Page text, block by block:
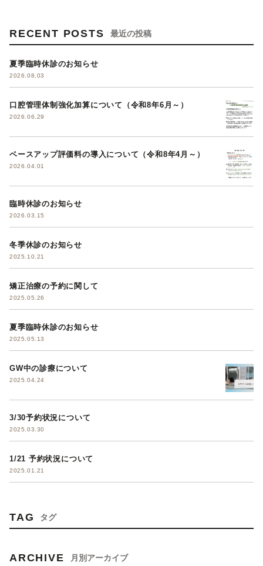
RECENT POSTS 最近の投稿
夏季臨時休診のお知らせ
2026.08.03
口腔管理体制強化加算について（令和8年6月～）
2026.06.29
ベースアップ評価料の導入について（令和8年4月～）
2026.04.01
臨時休診のお知らせ
2026.03.15
冬季休診のお知らせ
2025.10.21
矯正治療の予約に関して
2025.05.26
夏季臨時休診のお知らせ
2025.05.13
GW中の診療について
2025.04.24
3/30予約状況について
2025.03.30
1/21 予約状況について
2025.01.21
TAG タグ
ARCHIVE 月別アーカイブ